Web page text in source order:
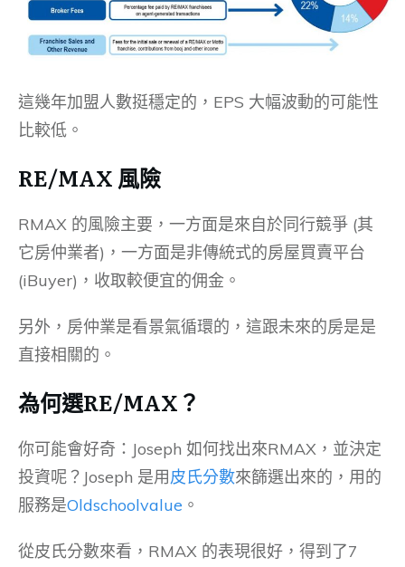
這幾年加盟人數挺穩定的，EPS 大幅波動的可能性
比較低。
RE/MAX 風險
RMAX 的風險主要，一方面是來自於同行競爭 (其
它房仲業者)，一方面是非傳統式的房屋買賣平台
(iBuyer)，收取較便宜的佣金。
另外，房仲業是看景氣循環的，這跟未來的房是是
直接相關的。
為何選RE/MAX？
你可能會好奇：Joseph 如何找出來RMAX，並決定
投資呢？Joseph 是用皮氏分數來篩選出來的，用的
服務是Oldschoolvalue 。
從皮氏分數來看，RMAX 的表現很好，得到了7